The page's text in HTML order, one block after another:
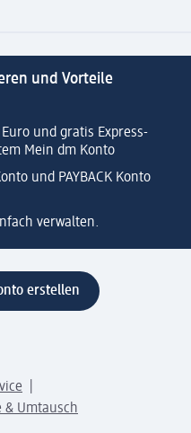
und Vorteile
und gratis Express-
Mein dm Konto
und PAYBACK Konto
verwalten.
erstellen
& Umtausch